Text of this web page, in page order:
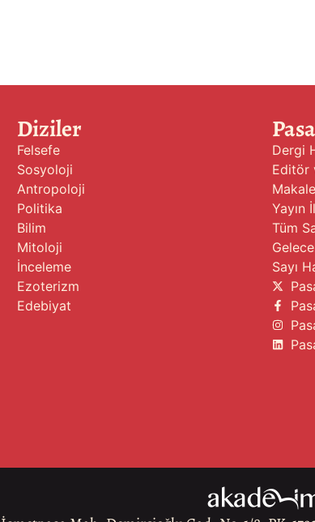
Diziler
Felsefe
Sosyoloji
Antropoloji
Politika
Bilim
Mitoloji
İnceleme
Ezoterizm
Edebiyat
Dergi
Editör
Yayın
Tüm
Sayı